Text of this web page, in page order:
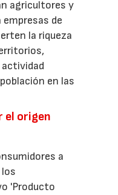
agricultores y
de
la riqueza
en las
el origen
a
'Producto